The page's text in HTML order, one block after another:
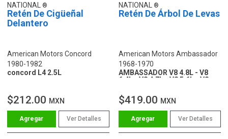
NATIONAL
Retén De Cigüeñal
Delantero
American Motors Concord
1980-1982
concord L4 2.5L
$212.00 MXN
Ver Detalles
NATIONAL
Retén De Árbol De Levas
American Motors Ambassador
1968-1970
AMBASSADOR V8 4.8L - V8
6.4L - V8 4.7L - V8 5.6L - V8
$419.00 MXN
Ver Detalles